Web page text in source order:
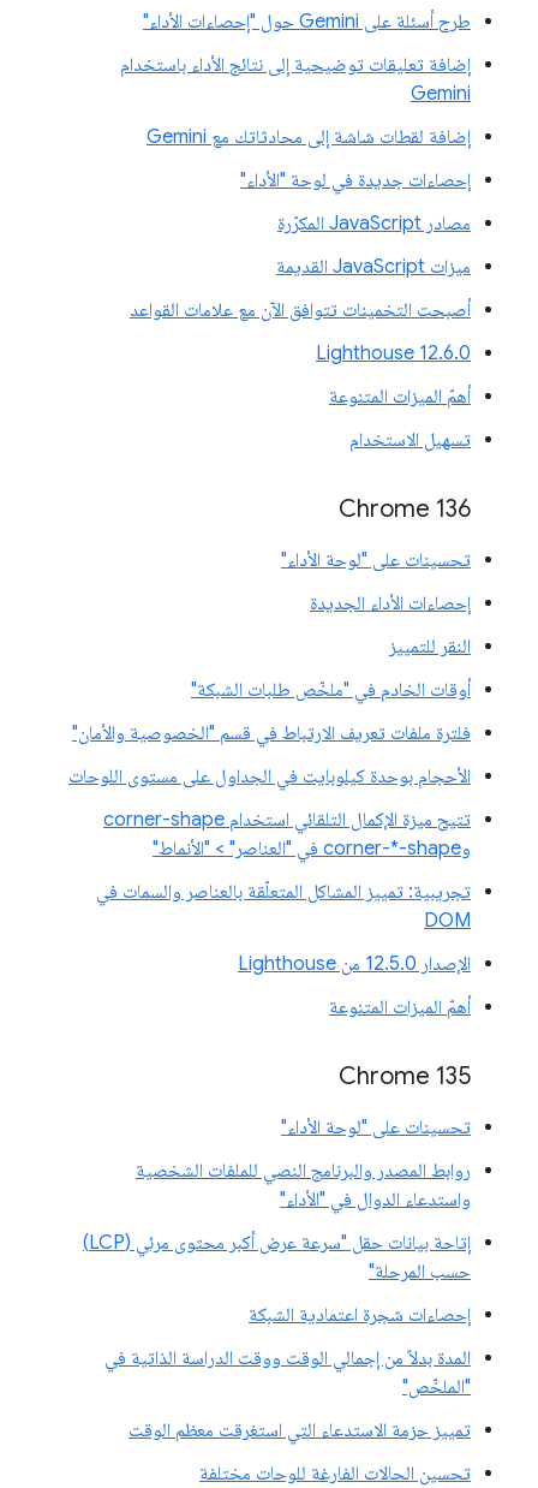
طرح أسئلة على Gemini حول "إحصاءات الأداء"
إضافة تعليقات توضيحية إلى نتائج الأداء باستخدام
Gemini
إضافة لقطات شاشة إلى محادثاتك مع Gemini
إحصاءات جديدة في لوحة "الأداء"
مصادر JavaScript المكرّرة
ميزات JavaScript القديمة
أصبحت التخمينات تتوافق الآن مع علامات القواعد
‫Lighthouse 12.6.0
أهمّ الميزات المتنوعة
تسهيل الاستخدام
Chrome 136
تحسينات على "لوحة الأداء"
إحصاءات الأداء الجديدة
النقر للتمييز
أوقات الخادم في "ملخّص طلبات الشبكة"
فلترة ملفات تعريف الارتباط في قسم "الخصوصية والأمان"
الأحجام بوحدة كيلوبايت في الجداول على مستوى اللوحات
تتيح ميزة الإكمال التلقائي استخدام corner-shape
وcorner-*-shape في "العناصر" > "الأنماط"
تجريبية: تمييز المشاكل المتعلّقة بالعناصر والسمات في
DOM
الإصدار 12.5.0 من Lighthouse
أهمّ الميزات المتنوعة
Chrome 135
تحسينات على "لوحة الأداء"
روابط المصدر والبرنامج النصي للملفات الشخصية
واستدعاء الدوال في "الأداء"
إتاحة بيانات حقل "سرعة عرض أكبر محتوى مرئي (LCP)
حسب المرحلة"
إحصاءات شجرة اعتمادية الشبكة
المدة بدلاً من إجمالي الوقت ووقت الدراسة الذاتية في
"الملخّص"
تمييز حزمة الاستدعاء التي استغرقت معظم الوقت
تحسين الحالات الفارغة للوحات مختلفة